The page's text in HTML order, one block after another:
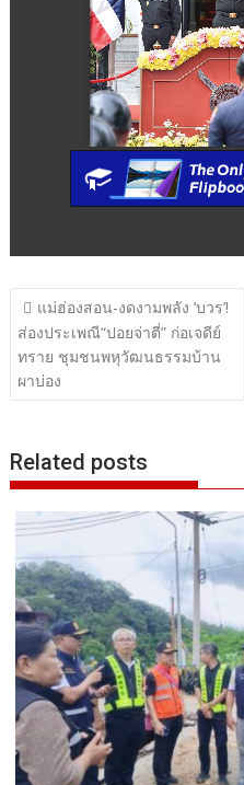
แนะแนว
เรื่อง
แม่ฮ่องสอน-งดงามพลัง ‘บวร’!
ส่องประเพณี“ปอยจ่าตี่” ก่อเจดีย์
ทราย ชุมชนพหุวัฒนธรรมบ้าน
ผาบ่อง
Related posts